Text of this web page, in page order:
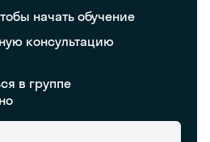
начать обучение
консультацию
в группе